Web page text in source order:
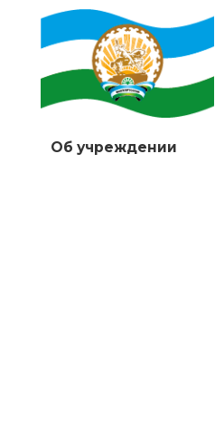
Об учреждении